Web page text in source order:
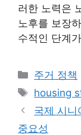
러한 노력은
노후를 보장
수적인 단계
Categories
주거 정책
Tags
housing
국제 시니
중요성